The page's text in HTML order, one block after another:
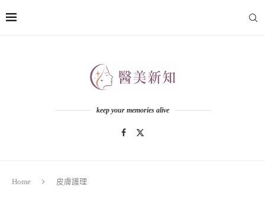
keep your memories alive
Home 皮膚護理